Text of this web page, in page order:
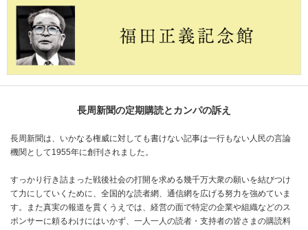
長周新聞の定期購読とカンパの訴え
長周新聞は、いかなる権威に対しても書けない記事は一行もない人民の言論
機関として1955年に創刊されました。
すっかり行き詰まった戦後社会の打開を求める幾千万大衆の願いを結びつけ
て力にしていくために、全国的な読者網、通信網を広げる努力を強めていま
す。また真実の報道を貫くうえでは、経営の面で特定の企業や組織などのス
ポンサーに頼るわけにはいかず、一人一人の読者・支持者の皆さまの購読料